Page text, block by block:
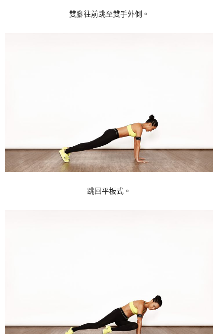
雙腳往前跳至雙手外側。
跳回平板式。